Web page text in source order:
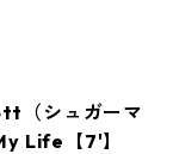
（シュガーマ
Life【7'】